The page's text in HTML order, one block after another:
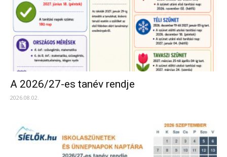
A 2026/27-es tanév rendje
2026.08.02.